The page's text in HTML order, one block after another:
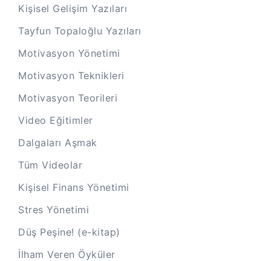
Kişisel Gelişim Yazıları
Tayfun Topaloğlu Yazıları
Motivasyon Yönetimi
Motivasyon Teknikleri
Motivasyon Teorileri
Video Eğitimler
Dalgaları Aşmak
Tüm Videolar
Kişisel Finans Yönetimi
Stres Yönetimi
Düş Peşine! (e-kitap)
İlham Veren Öyküler